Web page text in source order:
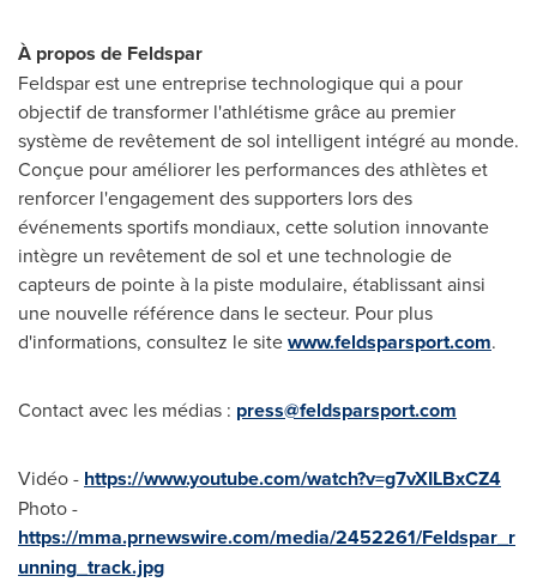
À propos de Feldspar
Feldspar est une entreprise technologique qui a pour
objectif de transformer l'athlétisme grâce au premier
système de revêtement de sol intelligent intégré au monde.
Conçue pour améliorer les performances des athlètes et
renforcer l'engagement des supporters lors des
événements sportifs mondiaux, cette solution innovante
intègre un revêtement de sol et une technologie de
capteurs de pointe à la piste modulaire, établissant ainsi
une nouvelle référence dans le secteur. Pour plus
d'informations, consultez le sitewww.feldsparsport.com.
Contact avec les médias : press@feldsparsport.com
Vidéo - https://www.youtube.com/watch?v=g7vXILBxCZ4
Photo -
https://mma.prnewswire.com/media/2452261/Feldspar_r
unning_track.jpg